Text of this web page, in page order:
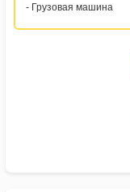
- Грузовая машина